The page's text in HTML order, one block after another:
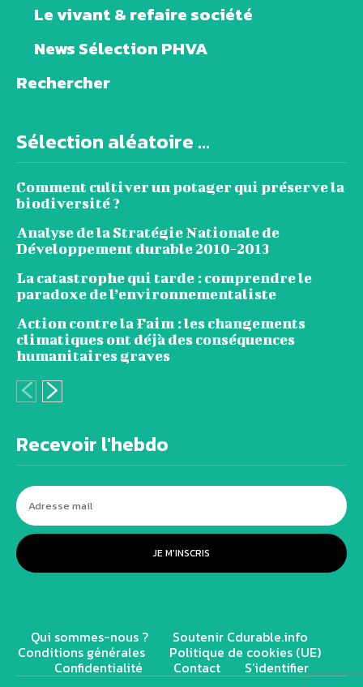
Le vivant & refaire société
News Sélection PHVA
Rechercher
Sélection aléatoire ...
Comment cultiver un potager qui préserve la
biodiversité ?
Analyse de la Stratégie Nationale de
Développement durable 2010-2013
La catastrophe qui tarde : comprendre le
paradoxe de l’environnementaliste
Action contre la Faim : les changements
climatiques ont déjà des conséquences
humanitaires graves
Recevoir l'hebdo
JE M'INSCRIS
Qui sommes-nous ? Soutenir Cdurable.info
Conditions générales Politique de cookies (UE)
Confidentialité Contact S’identifier